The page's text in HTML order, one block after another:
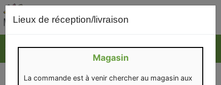
Lieux de réception/livraison
Magasin
La commande est à venir chercher au magasin aux
LE PAVÉ ROYAL